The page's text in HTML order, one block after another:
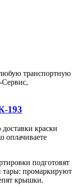
транспортную
193
краски
оплачиваете
подготовят
тары: промаркируют
крышки.